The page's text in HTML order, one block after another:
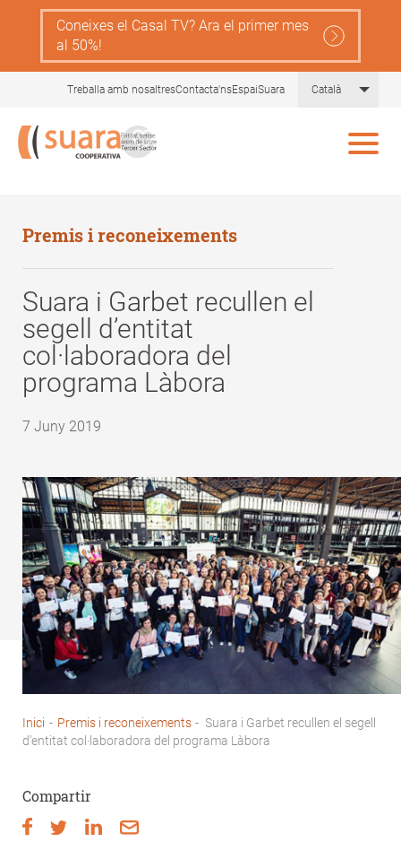
content
Coneixes el Casal TV? Ara el primer mes
al 50%!
Treballa amb nosaltresContacta'nsEspaiSuara Català List
Premis i reconeixements
Suara i Garbet recullen el
segell d’entitat
col·laboradora del
programa Làbora
7 Juny 2019
Fil
Inici - Premis i reconeixements - Suara i Garbet recullen el segell
d’entitat col·laboradora del programa Làbora
Compartir